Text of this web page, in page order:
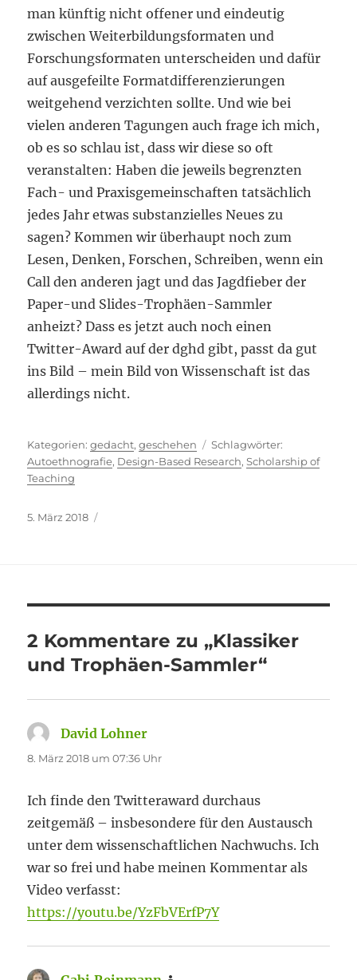
man künftig nicht offener und eindeutig
zwischen Weiterbildungsformaten und
Forschungsformaten unterscheiden und dafür
auf ausgefeilte Formatdifferenzierungen
weitgehend verzichten sollte. Und wie bei
vielen anderen Tagungen auch frage ich mich,
ob es so schlau ist, dass wir diese so oft
veranstalten: Haben die jeweils begrenzten
Fach- und Praxisgemeinschaften tatsächlich
jedes Jahr etwas substanzielles Neues zu
sagen? Kommen wir überhaupt noch zum
Lesen, Denken, Forschen, Schreiben, wenn ein
Call den anderen jagt und das Jagdfieber der
Paper-und Slides-Trophäen-Sammler
anheizt? Dass es jetzt auch noch einen
Twitter-Award auf der dghd gibt, passt da gut
ins Bild – mein Bild von Wissenschaft ist das
allerdings nicht.
Kategorien
gedacht,geschehen
Autoethnografie, Design-Based Research,Scholarship of
Teaching
Veröffentlicht
5. März 2018
2 Kommentare zu „Klassiker
und Trophäen-Sammler“
David Lohner
8. März 2018 um 07:36 Uhr
Ich finde den Twitteraward durchaus
zeitgemäß – insbesondere für den Austausch
unter dem wissenschaftlichen Nachwuchs. Ich
war so frei und habe meinen Kommentar als
Video verfasst:
https://youtu.be/YzFbVErfP7Y